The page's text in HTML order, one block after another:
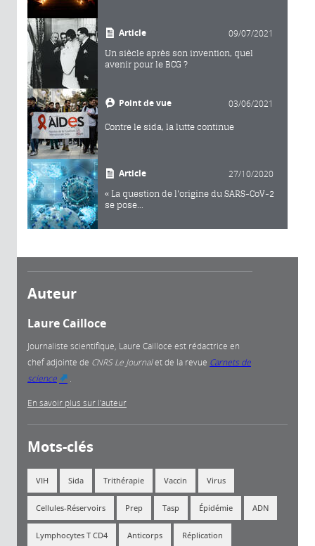
Article 09/07/2021
Un siècle après son invention, quel
avenir pour le BCG ?
Point de vue 03/06/2021
Contre le sida, la lutte continue
Article 27/10/2020
« La question de l'origine du SARS-CoV-2
se pose...
Auteur
Laure Cailloce
Journaliste scientifique, Laure Cailloce est rédactrice en
chef adjointe de CNRS Le Journalet de la revue Carnets de
science
En savoir plus sur l'auteur
Mots-clés
VIH Sida Trithérapie Vaccin Virus
Cellules-Réservoirs Prep Tasp Épidémie ADN
Lymphocytes T CD4 Anticorps Réplication